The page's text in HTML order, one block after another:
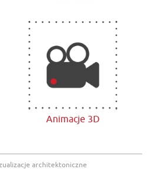
Animacje 3D
architektoniczne